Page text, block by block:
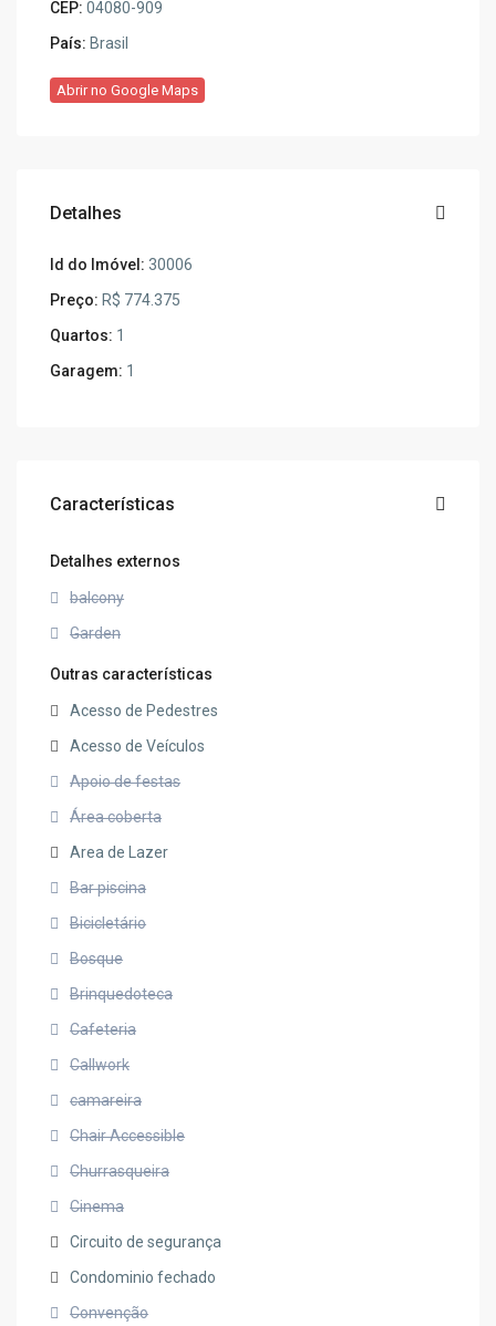
CEP: 04080-909
País: Brasil
Abrir no Google Maps
Detalhes
Id do Imóvel: 30006
Preço: R$ 774.375
Quartos: 1
Garagem: 1
Características
Detalhes externos
balcony
Garden
Outras características
Acesso de Pedestres
Acesso de Veículos
Apoio de festas
Área coberta
Area de Lazer
Bar piscina
Bicicletário
Bosque
Brinquedoteca
Cafeteria
Callwork
camareira
Chair Accessible
Churrasqueira
Cinema
Circuito de segurança
Condominio fechado
Convenção